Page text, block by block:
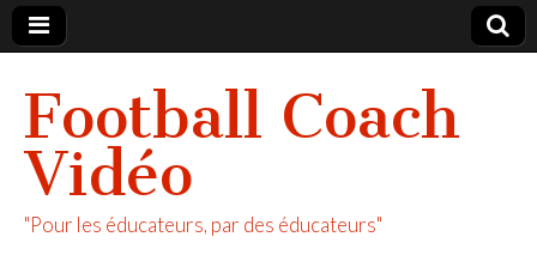
Football Coach
Vidéo
"Pour les éducateurs, par des éducateurs"